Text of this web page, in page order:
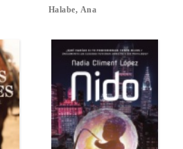
Halabe, Ana